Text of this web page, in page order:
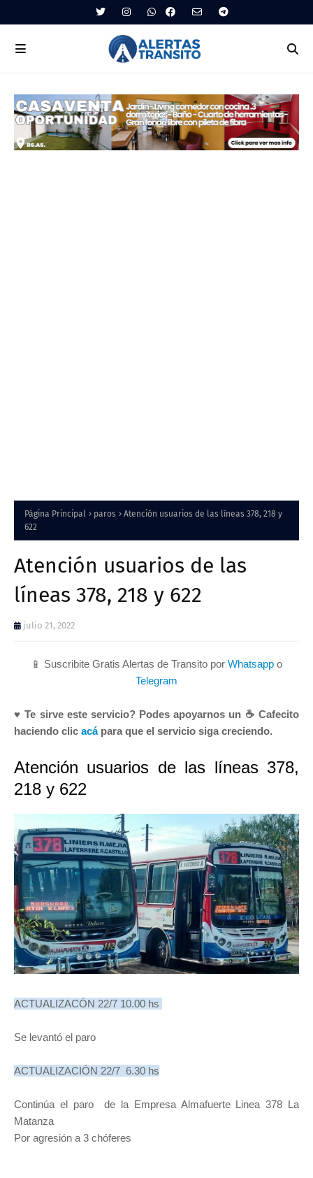
Página Principal paros
Atención usuarios de las líneas 378, 218 y
622
Atención usuarios de las
líneas 378, 218 y 622
julio 21, 2022
📱 Suscribite Gratis Alertas de Transito por Whatsapp o
Telegram
♥ Te sirve este servicio? Podes apoyarnos un ☕ Cafecito
haciendo clic acápara que el servicio siga creciendo.
Atención usuarios de las líneas 378,
218 y 622
ACTUALIZACÓN 22/7 10.00 hs
Se levantó el paro
ACTUALIZACIÓN 22/7 6.30 hs
Continúa el paro de la Empresa Almafuerte Linea 378 La
Matanza
Por agresión a 3 chóferes